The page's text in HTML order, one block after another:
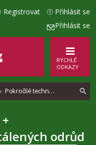
Přihlásit se
Přihlásit se
Registrovat
RYCHLÉ
ODKAZY
Pokročilé techniky pěstování chilli
odrůd